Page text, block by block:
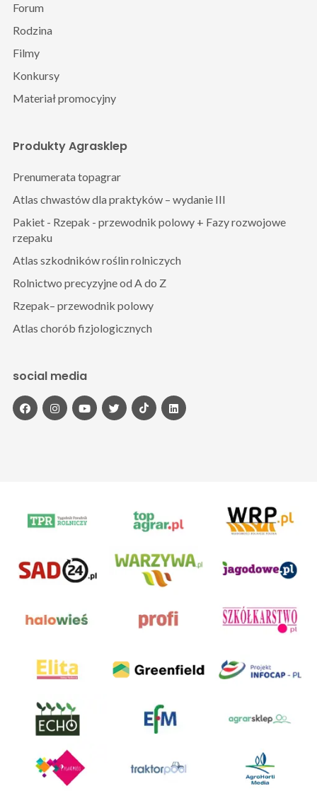
Produkty Agrasklep
Prenumerata topagrar
Atlas chwastów dla praktyków – wydanie III
Pakiet - Rzepak - przewodnik polowy + Fazy rozwojowe
rzepaku
Atlas szkodników roślin rolniczych
Rolnictwo precyzyjne od A do Z
Rzepak– przewodnik polowy
Atlas chorób fizjologicznych
Forum
Rodzina
Filmy
Konkursy
Materiał promocyjny
social media